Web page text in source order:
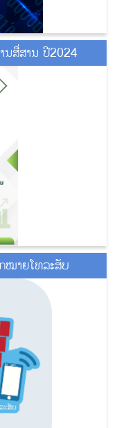
ນສື່ສານ ປີ2024
ໝາຍໂທລະສັບ